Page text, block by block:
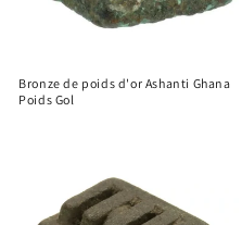
Bronze de poids d'or Ashanti Ghana
Poids Gol